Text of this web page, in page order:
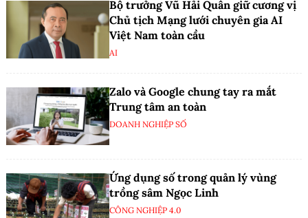
Bộ trưởng Vũ Hải Quân giữ cương vị
Chủ tịch Mạng lưới chuyên gia AI
Việt Nam toàn cầu
AI
Zalo và Google chung tay ra mắt
Trung tâm an toàn
DOANH NGHIỆP SỐ
Ứng dụng số trong quản lý vùng
trồng sâm Ngọc Linh
CÔNG NGHIỆP 4.0